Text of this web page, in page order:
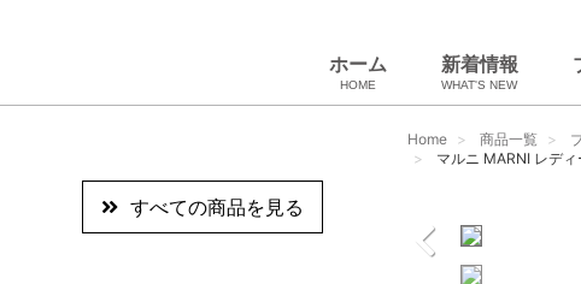
ホーム
HOME
新着情報
WHAT'S NEW
ルイ
シャネ
エルメ
バッグ＆ポーチ
アロマ＆フレグランス
雑貨・その他
USED Hermès
USED CHANEL
USED otherHome 商品一覧
マルニ MARNI レデ
すべての商品を見る